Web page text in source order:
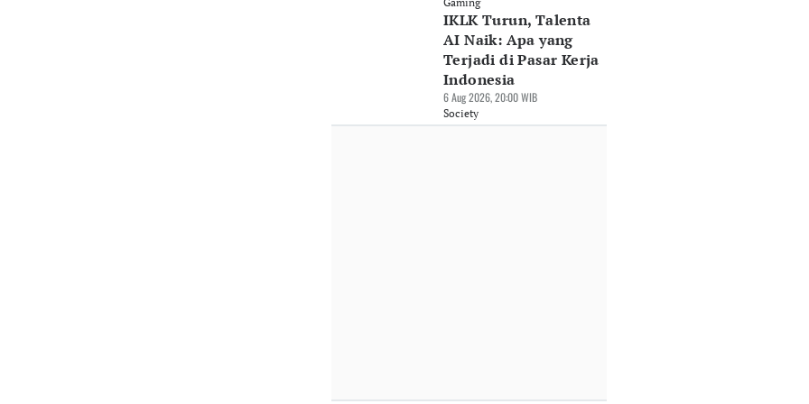
IKLK Turun, Talenta
AI Naik: Apa yang
Terjadi di Pasar Kerja
Indonesia
6 Aug 2026, 20:00 WIB
Society